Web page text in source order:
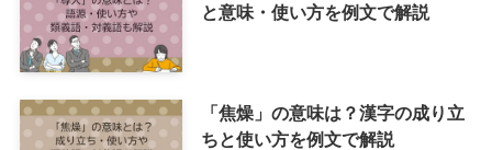
と意味・使い方を例文で解説
「焦燥」の意味は？漢字の成り立
ちと使い方を例文で解説